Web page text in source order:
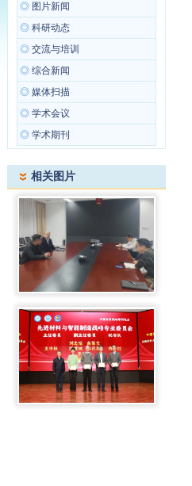
◎ 图片新闻
◎ 科研动态
◎ 交流与培训
◎ 综合新闻
◎ 媒体扫描
◎ 学术会议
◎ 学术期刊
相关图片